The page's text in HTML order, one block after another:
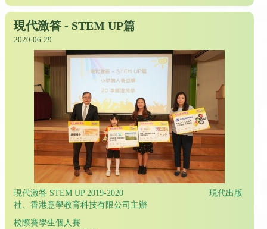
現代激答 - STEM UP篇
2020-06-29
現代激答 STEM UP 2019-2020 現代出版
社、香港意學教育科技有限公司主辦
校際賽學生個人賽